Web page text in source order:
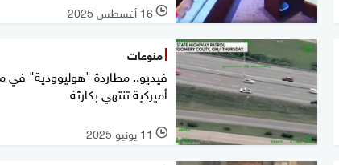
l 16 أغسطس 2025
منوعات
فيديو.. مطاردة "هوليوودية" في
أميركية تنتهي بكارثة
l 11 يونيو 2025